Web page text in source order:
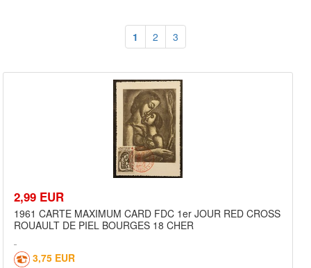
1 2 3
2,99 EUR
1961 CARTE MAXIMUM CARD FDC 1er JOUR RED CROSS
ROUAULT DE PIEL BOURGES 18 CHER
3,75 EUR